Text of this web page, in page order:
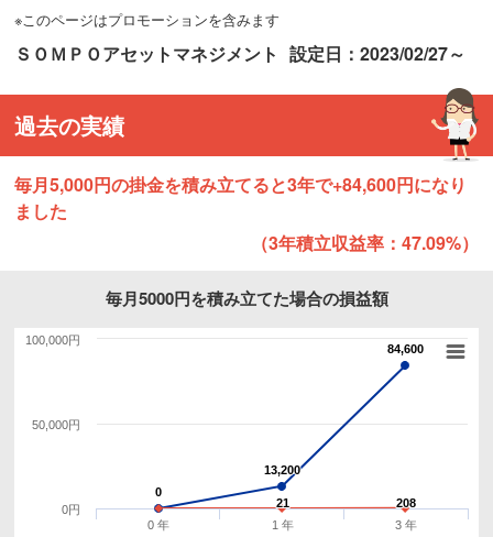
※このページはプロモーションを含みます
ＳＯＭＰＯアセットマネジメント 設定日：2023/02/27～
過去の実績
毎月5,000円の掛金を積み立てると3年で+84,600円になり
ました
（3年積立収益率：47.09%）
毎月5000円を積み立てた場合の損益額
0
0
13,200
13,200
84,600
84,600
21
21 208
208
0 年 1 年 3 年
0円
50,000円
100,000円